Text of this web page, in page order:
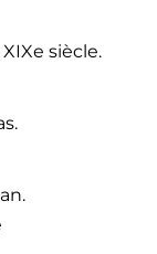
siècle.